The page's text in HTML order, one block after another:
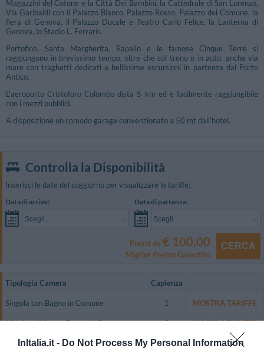
InItalia.it - Do Not Process My Personal Information
Magazzini del Cotone e la Città Dei Bambini, la Cattedrale di San Lorenzo,
Via Garibaldi con il Palazzo Bianco, Palazzo Rosso, Palazzo del Comune, la
fiera di Genova, il Palazzo Ducale e Teatro Carlo Felice, la Lanterna di
Genova, lo Stadio L. Ferraris.
Portofino, Santa Margherita, Rapallo e le famose Cinque Terre si
raggiungono in brevissimo tempo, oltre che col treno o in auto, anche via
mare con traghetti dedicati a bellissime escursioni in partenza dal Porto
Antico.
L'aeroporto Cristoforo Colombo dista 5 km ed è facilmente raggiungibile
con i mezzi pubblici.
A disposizione un comodo garage convenzionato a 50 mt dall’hotel.
Controlla la Disponibilità
Inserisci le date del soggiorno per visualizzare le tariffe:
Data di arrivo:
Scegli...
Data di partenza:
Scegli...
Prezzi da € 100,00
Miglior Prezzo Garantito
CERCA
Tipologia Camera Capienza
Singola con Bagno in Comune 1 MOSTRA TARIFFE
Matrimoniale con Bagno in Comune 2 MOSTRA TARIFFE
Tripla con Bagno in Comune 3 MOSTRA TARIFFE